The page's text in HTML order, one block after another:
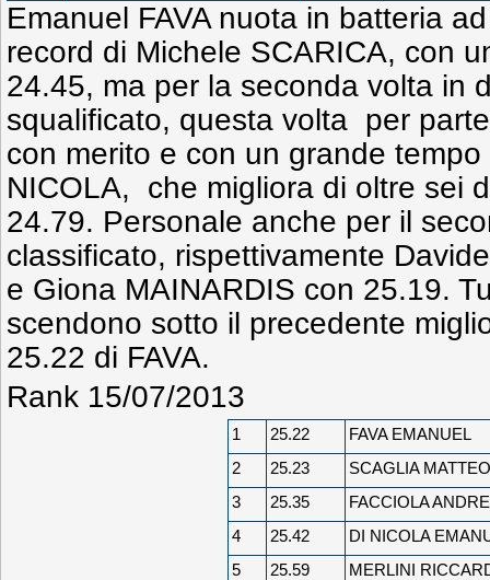
Emanuel FAVA nuota in batteria
record di Michele SCARICA, con
24.45, ma per la seconda volta in
squalificato, questa volta per
con merito e con un grande
NICOLA, che migliora di oltre sei
24.79. Personale anche per il
classificato, rispettivamente
e Giona MAINARDIS con 25.19.
scendono sotto il precedente
25.22 di FAVA.
Rank 15/07/2013
1 25.22
FAVA EMANUEL
2
25.23
SCAGLIA MATTEO
3
25.35
FACCIOLA
4
25.42
DI NICOLA
5
25.59
MERLINI